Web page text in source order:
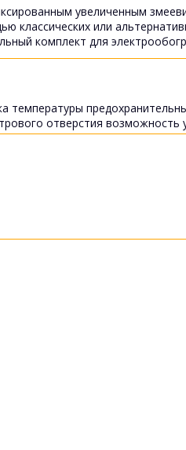
увеличенным
или
комплект для
температуры
отверстия возможность